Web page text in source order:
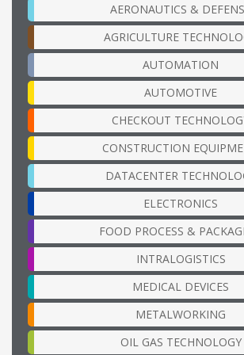
AERONAUTICS &
AGRICULTURE
AUTOMATION
AUTOMOTIVE
CHECKOUT
CONSTRUCTION
DATACENTER
ELECTRONICS
FOOD PROCESS &
INTRALOGISTICS
MEDICAL DEVICES
METALWORKING
OIL GAS TECHNOLOGY